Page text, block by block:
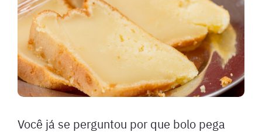
Você já se perguntou por que bolo pega